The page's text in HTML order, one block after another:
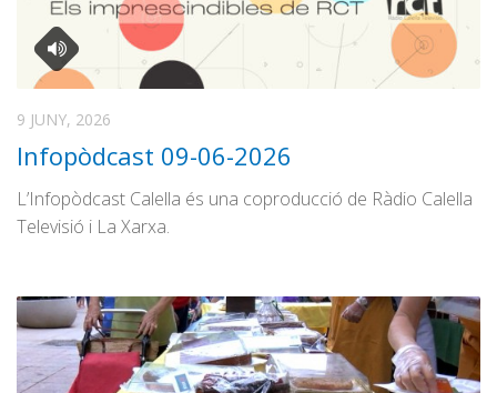
9 JUNY, 2026
Infopòdcast 09-06-2026
L’Infopòdcast Calella és una coproducció de Ràdio Calella
Televisió i La Xarxa.